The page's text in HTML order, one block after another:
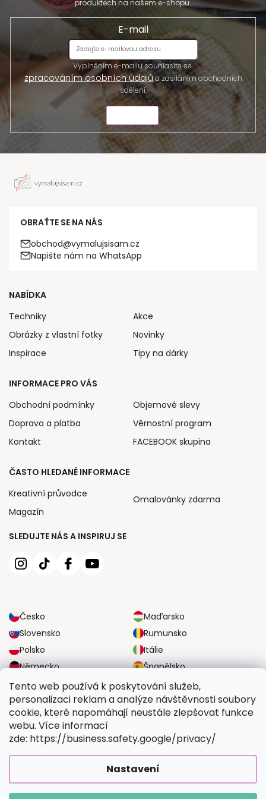
Tento web používá k poskytování služeb,
personalizaci reklam a analýze návštěvnosti soubory
cookie, které napomáhají neustále zlepšovat funkce
webu. Více informací
zde: https://business.safety.google/privacy/
Nastavení
produktech na našem e-shopu.
E-mail
Vyplněním e-mailu souhlasíte se
zpracováním osobních údajůa zasíláním obchodních
sdělení.
OBRAŤTE SE NA NÁS
obchod@vymalujsisam.cz
Napište nám na WhatsApp
SLEDUJTE NÁS A INSPIRUJ SE
Česko
Maďarsko
Slovensko
Rumunsko
Polsko
Itálie
Německo
Španělsko
Velká Británie
Rakousko
NABÍDKA
Techniky
Obrázky z vlastní fotky
Inspirace
Akce
Novinky
Tipy na dárky
INFORMACE PRO VÁS
Obchodní podmínky
Doprava a platba
Kontakt
Objemové slevy
Věrnostní program
FACEBOOK skupina
ČASTO HLEDANÉ INFORMACE
Kreativní průvodce
Magazín
Omalovánky zdarma
SPOLEHLIVÉ MOŽNOSTI DOPRAVY
BEZPEČNÉ MOŽNOSTI PLATBY